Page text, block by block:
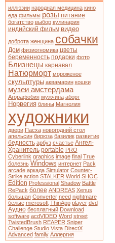
иллюзии народная медицина кино
еда фильмы розы питание
богатство выбор кулинария
индийский фильм видео
доброта женщина собачки
Дом физиогномика цветы
беременность подарки фото
Близнецы карнавал
Натюрморт мороженое
скульптуры аквамарин кошки
музеи амстердама
Агорафобия мужчина аборт
Норвегия блины Магнолия
художники
двери Пасха новогодний стол
апельсин бирюза базилик развитие
бедность арбуз счастье Ангел-
Хранитель portable PRO
Cyberlink graphics image final True
болезнь Windows интернет Pack
arcade аркада Simulator Counter-
Strike action STALKER World SHOC
Edition Professional Shadow Battle
RePack более ANDREAS Xenus
большая Converter need nightmare
белые microsoft ThinApp player dvd
Аудио бесплатный Download
software acdVIDEO Word street
TwistedBrush REAPER Sniper
Challenge Studio Vista DirectX
Advanced family Аллергия